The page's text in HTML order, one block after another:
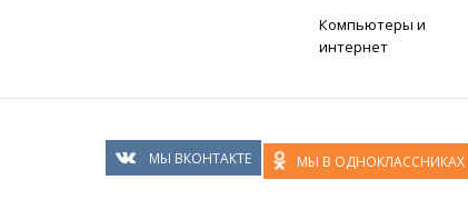
Компьютеры и
интернет
МЫ ВКОНТАКТЕ МЫ В ОДНОКЛАССНИКАХ